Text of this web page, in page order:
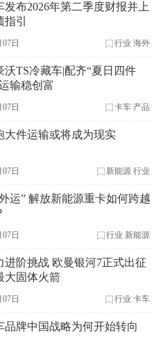
发布2026年第二季度财报并上
引
07日 行业 海外
沃TS冷藏车|配齐“夏日四件
输稳创富
07日 卡车 产品
大件运输或将成为现实
07日 新能源 行业
运” 解放新能源重卡如何跨越
07日 行业 新能源
进阶挑战 欧曼银河7正式出征
大固体火箭
07日 行业 卡车
品牌中国战略为何开始转向